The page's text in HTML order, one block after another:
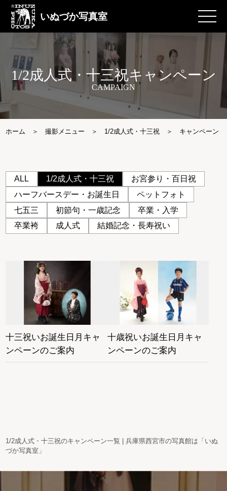
いぬづか写真室
1/2成人式・十三祝キャンペーン
CAMPAIGN
ホーム 撮影メニュー 1/2成人式・十三祝 キャンペーン
ALL 1/2成人式・十三祝
お宮参り・百日祝
ハーフバースデー・お誕生日
ペットフォト
七五三
初節句・一歳記念
卒業・入学
卒業袴
成人式 結婚記念・長寿祝い
十三祝いお誕生日月キャ
ンペーンのご案内
十歳祝いお誕生日月キャ
ンペーンのご案内
1/2成人式・十三祝のキャンペーン一覧 | 兵庫県西宮市の写真館は「いぬ
づか写真室」